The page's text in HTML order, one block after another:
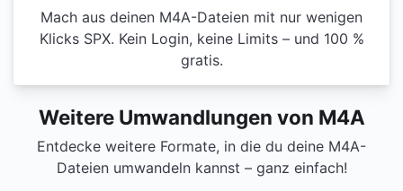
Mach aus deinen M4A-Dateien mit nur wenigen
Klicks SPX. Kein Login, keine Limits – und 100 %
gratis.
Weitere Umwandlungen von M4A
Entdecke weitere Formate, in die du deine M4A-
Dateien umwandeln kannst – ganz einfach!